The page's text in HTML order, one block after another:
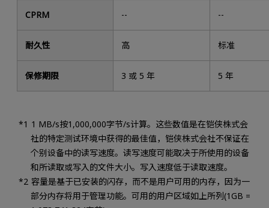
CPRM -- --
耐久性 高 标准
保修期限 3 或 5 年 5 年
1 MB/s按1,000,000字节/s计算。这些数值是在铠侠株式会
社的特定测试环境中获得的最佳值，铠侠株式会社不保证在
个别设备中的读写速度。读写速度可能取决于所使用的设备
和所读取或写入的文件大小。写入速度低于读取速度。
容量是基于已安装的闪存，而不是用户可用的内存，因为一
部分内存将用于管理功能。可用的用户区域如上所列(1GB =